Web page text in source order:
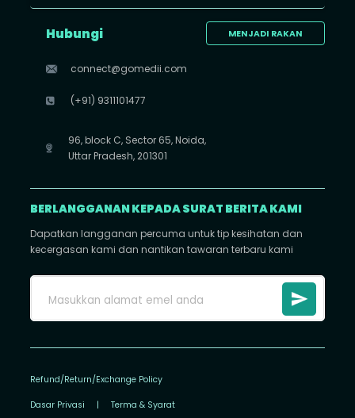
MENJADI RAKAN
Hubungi
connect@gomedii.com
(+91) 9311101477
96, block C, Sector 65, Noida,
Uttar Pradesh, 201301
BERLANGGANAN KEPADA SURAT BERITA KAMI
Dapatkan langganan percuma untuk tip kesihatan dan
kecergasan kami dan nantikan tawaran terbaru kami
Refund/Return/Exchange Policy
Dasar Privasi | Terma & Syarat